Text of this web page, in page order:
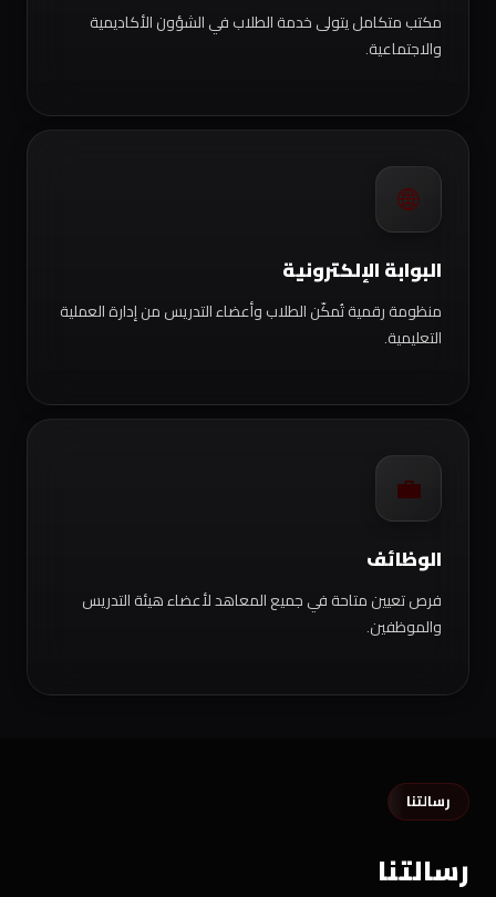
مكتب متكامل يتولى خدمة الطلاب في الشؤون الأكاديمية
والاجتماعية.
🌐
البوابة الإلكترونية
منظومة رقمية تُمكّن الطلاب وأعضاء التدريس من إدارة العملية
التعليمية.
💼
الوظائف
فرص تعيين متاحة في جميع المعاهد لأعضاء هيئة التدريس
والموظفين.
رسالتنا
رسالتنا